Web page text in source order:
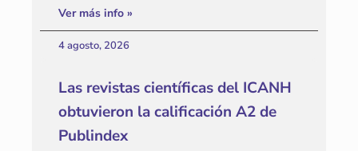
Ver más info »
4 agosto, 2026
Las revistas científicas del ICANH
obtuvieron la calificación A2 de
Publindex